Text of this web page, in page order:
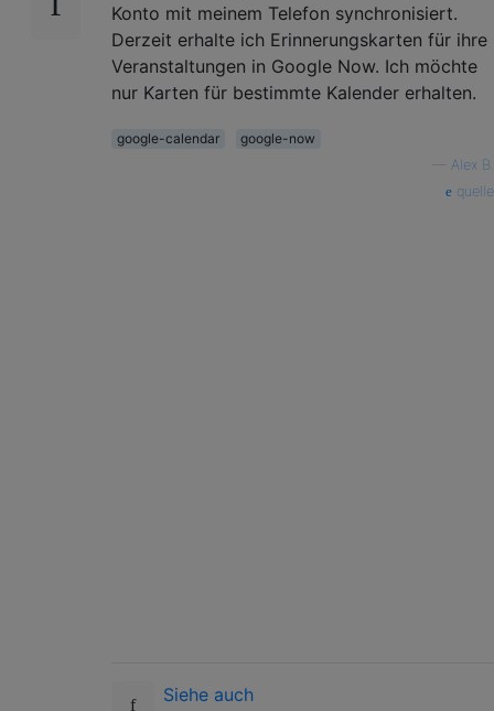
Konto mit meinem Telefon synchronisiert.
Derzeit erhalte ich Erinnerungskarten für ihre
Veranstaltungen in Google Now. Ich möchte
nur Karten für bestimmte Kalender erhalten.
google-calendar
google-now
Alex B.
quelle
Siehe auch